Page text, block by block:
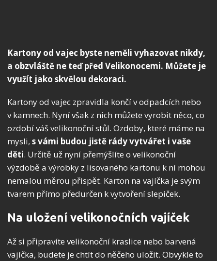
Kartony od vajec byste neměli vyhazovat nikdy,
a obzvláště ne teď před Velikonocemi. Můžete je
využít jako skvělou dekoraci.
Kartony od vajec zpravidla končí v odpadcích nebo
v kamnech. Nyní však z nich můžete vyrobit něco, co
ozdobí váš velikonoční stůl. Ozdoby, které máme na
mysli, s vámi budou jistě rády vytvářet i vaše
děti. Určitě už nyní přemýšlíte o velikonoční
výzdobě a výrobky z lisovaného kartonu k ní mohou
nemalou měrou přispět. Karton na vajíčka je svým
tvarem přímo předurčen k vytvoření slepiček.
Na uložení velikonočních vajíček
Až si připravíte velikonoční kraslice nebo barvená
vajíčka, budete je chtít do něčeho uložit. Obvykle to